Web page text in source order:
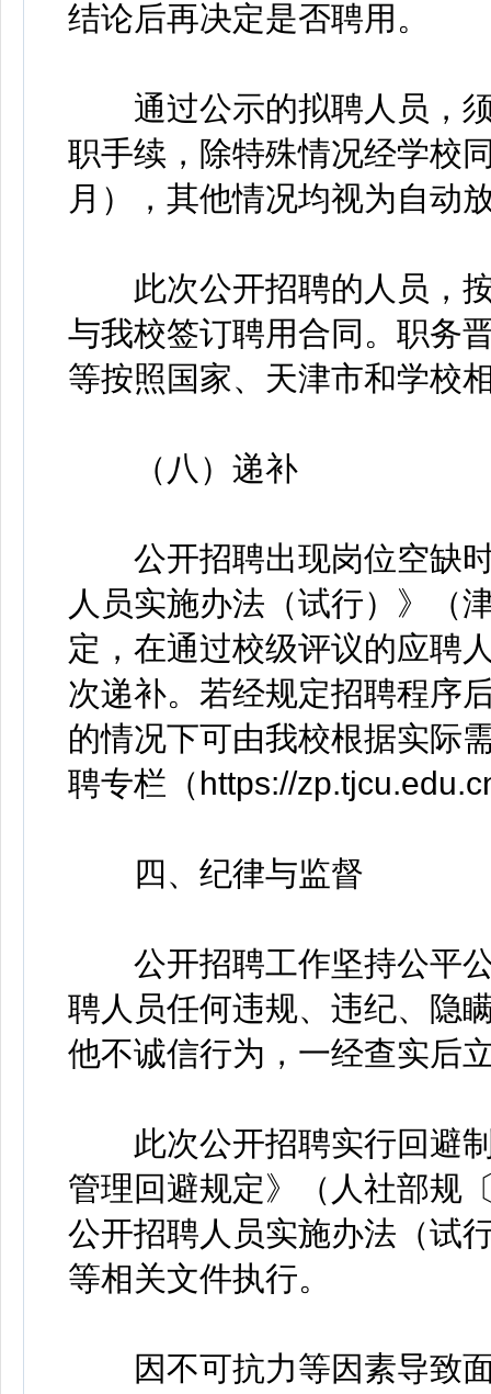
结论后再决定是否聘用。
通过公示的拟聘人员，须
职手续，除特殊情况经学校
月），其他情况均视为自动
此次公开招聘的人员，按
与我校签订聘用合同。职务
等按照国家、天津市和学校
（八）递补
公开招聘出现岗位空缺时
人员实施办法（试行）》（
定，在通过校级评议的应聘
次递补。若经规定招聘程序
的情况下可由我校根据实际
聘专栏（https://
四、纪律与监督
公开招聘工作坚持公平公
聘人员任何违规、违纪、隐
他不诚信行为，一经查实后
此次公开招聘实行回避制
管理回避规定》（人社部规
公开招聘人员实施办法（试
等相关文件执行。
因不可抗力等因素导致面